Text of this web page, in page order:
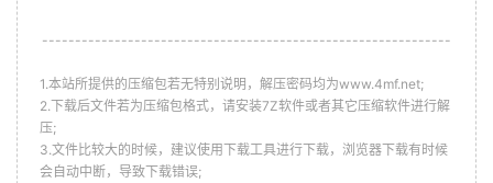
--------------------------------------------------------------
1.本站所提供的压缩包若无特别说明，解压密码均为www.4mf.net;
2.下载后文件若为压缩包格式，请安装7Z软件或者其它压缩软件进行解
压;
3.文件比较大的时候，建议使用下载工具进行下载，浏览器下载有时候
会自动中断，导致下载错误;